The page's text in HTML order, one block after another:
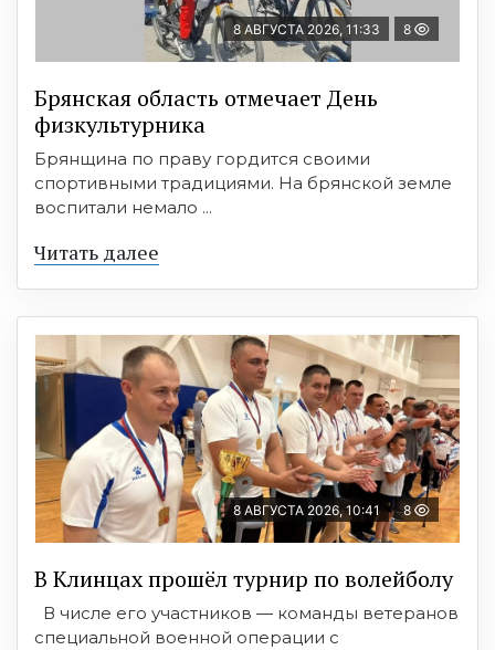
8 АВГУСТА 2026, 11:33 8
Брянская область отмечает День
физкультурника
Брянщина по праву гордится своими
спортивными традициями. На брянской земле
воспитали немало ...
Читать далее
8 АВГУСТА 2026, 10:41 8
В Клинцах прошёл турнир по волейболу
В числе его участников — команды ветеранов
специальной военной операции с